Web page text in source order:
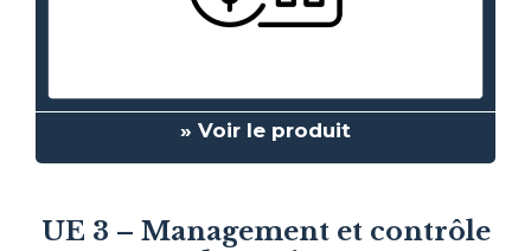
» Voir le produit
UE 3 – Management et contrôle